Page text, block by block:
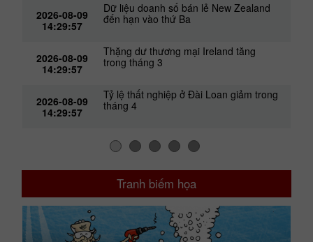
2026-08-09
14:29:57
Dữ liệu doanh số bán lẻ New Zealand
đến hạn vào thứ Ba
2026-08-09
14:29:57
Thặng dư thương mại Ireland tăng
trong tháng 3
2026-08-09
14:29:57
Tỷ lệ thất nghiệp ở Đài Loan giảm trong
tháng 4
Tranh biếm họa